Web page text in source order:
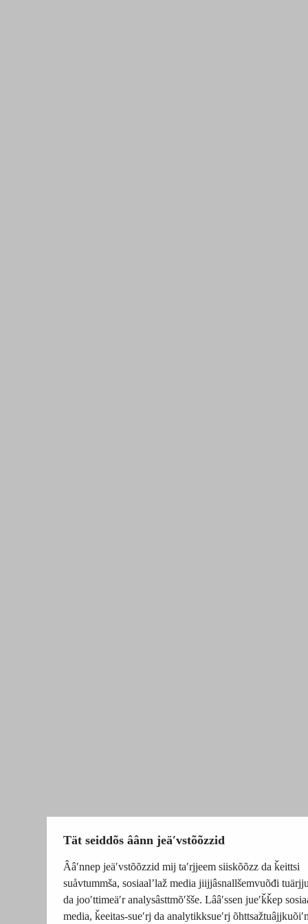
Tät seiddõs âânn jeäʹvstõõzzid
Ââʹnnep jeäʹvstõõzzid mij taʹrjjeem siiskõõzz da ǩeittsi
suåvtummša, sosiaalʼlaž media jiijjâsnallšemvuõđi
da jooʹttimeäʹr analysâsttmõʹšše. Lââʹssen jueʹǩǩep
media, ǩeeitas-sueʹrj da analytikksueʹrj